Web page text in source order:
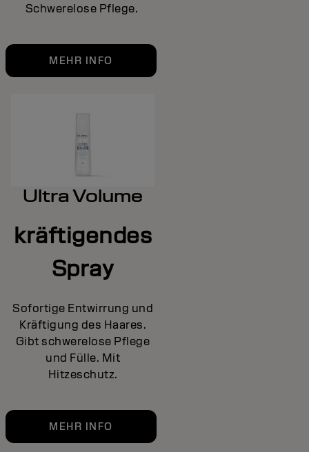
Schwerelose Pflege.
MEHR INFO
Ultra Volume
kräftigendes
Spray
Sofortige Entwirrung und
Kräftigung des Haares.
Gibt schwerelose Pflege
und Fülle. Mit
Hitzeschutz.
MEHR INFO